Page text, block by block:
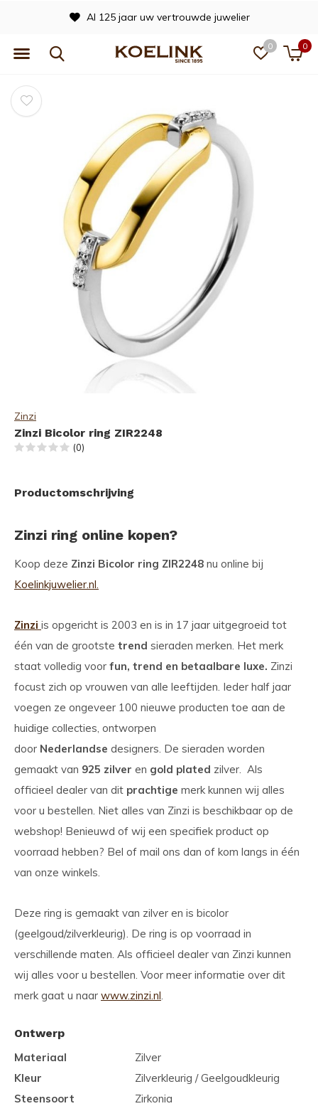
0 0
Al 125 jaar uw vertrouwde juwelier
Zinzi
Zinzi Bicolor ring ZIR2248
(0)
Productomschrijving
Zinzi ring online kopen?
Koop deze Zinzi Bicolor ring ZIR2248 nu online bij
Koelinkjuwelier.nl.
Zinzi is opgericht is 2003 en is in 17 jaar uitgegroeid tot
één van de grootste trend sieraden merken. Het merk
staat volledig voor fun, trend en betaalbare luxe. Zinzi
focust zich op vrouwen van alle leeftijden. Ieder half jaar
voegen ze ongeveer 100 nieuwe producten toe aan de
huidige collecties, ontworpen
door Nederlandse designers. De sieraden worden
gemaakt van 925 zilver en gold plated zilver. Als
officieel dealer van dit prachtige merk kunnen wij alles
voor u bestellen. Niet alles van Zinzi is beschikbaar op de
webshop! Benieuwd of wij een specifiek product op
voorraad hebben? Bel of mail ons dan of kom langs in één
van onze winkels.
Deze ring is gemaakt van zilver en is bicolor
(geelgoud/zilverkleurig). De ring is op voorraad in
verschillende maten. Als officieel dealer van Zinzi kunnen
wij alles voor u bestellen. Voor meer informatie over dit
merk gaat u naar www.zinzi.nl.
Ontwerp
Materiaal
Zilver
Kleur
Zilverkleurig / Geelgoudkleurig
Steensoort
Zirkonia